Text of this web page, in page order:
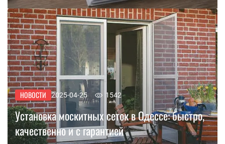
НОВОСТИ 2025-04-25 1542
Установка москитных сеток в Одессе: быстро,
качественно и с гарантией